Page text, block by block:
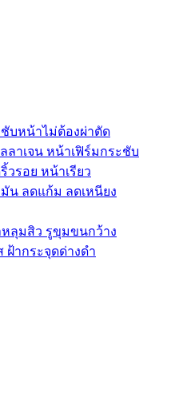
บหน้าไม่ต้องผ่าตัด
ลาเจน หน้าเฟิร์มกระชับ
วรอย หน้าเรียว
น ลดแก้ม ลดเหนียง
หลุมสิว รูขุมขนกว้าง
ฝ้ากระจุดด่างดำ